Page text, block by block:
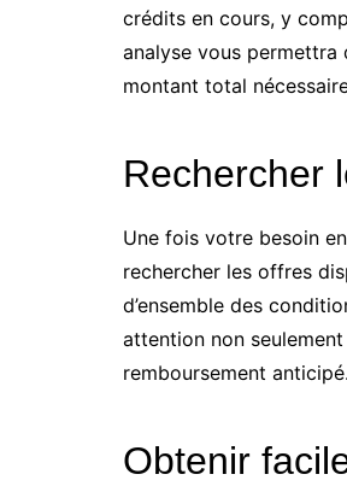
crédits en cours, y
analyse vous permettra
montant total
Rechercher
Une fois votre besoin
rechercher les offres
d’ensemble des
attention non
remboursement anticipé.
Obtenir